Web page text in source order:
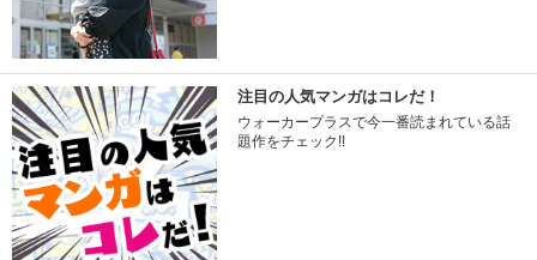
注目の人気マンガはコレだ！
ウォーカープラスで今一番読まれている話
題作をチェック!!